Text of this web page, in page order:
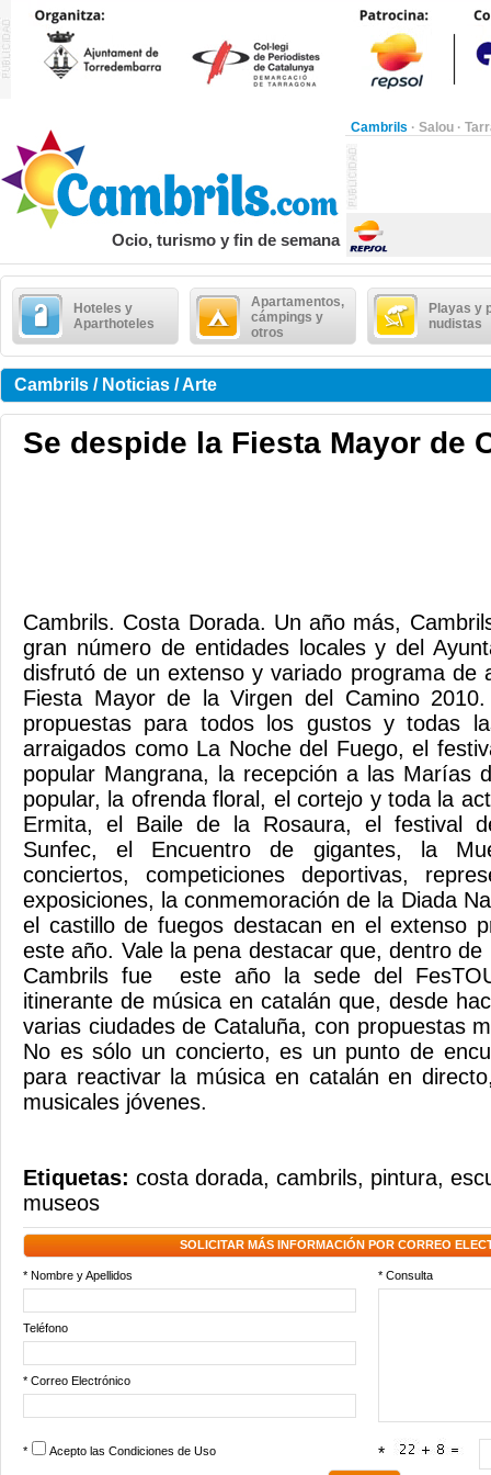
Cambrils · Salou ·
Ocio, turismo y fin de semana
Hoteles y
Aparthoteles
Apartamentos,
cámpings y
otros
Playas y
nudistas
Cambrils / Noticias / Arte
Se despide la Fiesta Mayor de
Cambrils. Costa Dorada. Un año más,
gran número de entidades locales y del
disfrutó de un extenso y variado programa de
Fiesta Mayor de la Virgen del Camino
propuestas para todos los gustos y todas
arraigados como La Noche del Fuego, el
popular Mangrana, la recepción a las Marías
popular, la ofrenda floral, el cortejo y toda la
Ermita, el Baile de la Rosaura, el festival
Sunfec, el Encuentro de gigantes, la
conciertos, competiciones deportivas,
exposiciones, la conmemoración de la Diada
el castillo de fuegos destacan en el extenso
este año. Vale la pena destacar que, dentro
Cambrils fue este año la sede del
itinerante de música en catalán que, desde
varias ciudades de Cataluña, con propuestas
No es sólo un concierto, es un punto de
para reactivar la música en catalán en
musicales jóvenes.
Etiquetas: costa dorada, cambrils, pintura,
museos
SOLICITAR MÁS INFORMACIÓN POR CORREO
* Nombre y Apellidos * Consulta
Teléfono
* Correo Electrónico
* Acepto las Condiciones de Uso *